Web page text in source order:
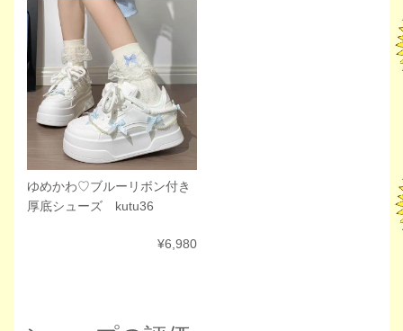
ゆめかわ♡ブルーリボン付き
厚底シューズ kutu36
¥6,980